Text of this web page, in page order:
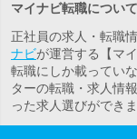
マイナビ転職について
正社員の求人・転職
ナビが運営する【マ
転職にしか載ってい
ターの転職・求人情
った求人選びができま